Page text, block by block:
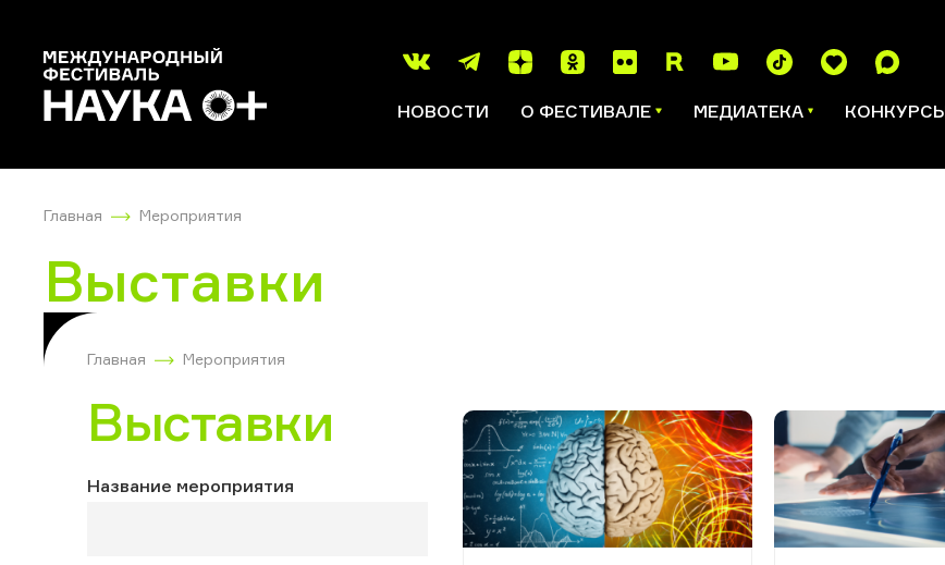
НОВОСТИ О ФЕСТИВАЛЕ МЕДИАТЕКА
Главная Мероприятия
Выставки
Главная Мероприятия
Выставки
Название мероприятия